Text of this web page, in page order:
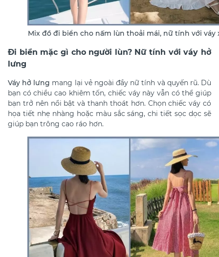
Mix đồ đi biển cho nấm lùn thoải mái, nữ tính với váy
Đi biển mặc gì cho người lùn? Nữ tính với váy hở
lưng
Váy hở lưng mang lại vẻ ngoài đầy nữ tính và quyến rũ. Dù
bạn có chiều cao khiêm tốn, chiếc váy này vẫn có thể giúp
bạn trở nên nổi bật và thanh thoát hơn. Chọn chiếc váy có
họa tiết nhẹ nhàng hoặc màu sắc sáng, chi tiết sọc dọc sẽ
giúp bạn trông cao ráo hơn.